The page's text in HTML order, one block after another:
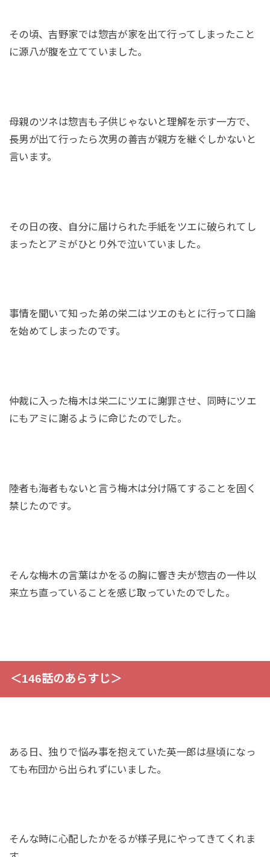
その頃、吉野家では惣吉が家を出て行ってしまったこと
に源八が腹を立てていました。
母親のツネは惣吉も子供じゃないと理解を示す一方で、
長男が出て行ったら次男の善吉が親方を継ぐしかないと
言います。
その日の夜、自分に届けられた手紙をツエに破られてし
まったとアミがひとり外で泣いていました。
事情を聞いて知った弟の栄二はツエのもとに行って口論
を始めてしまったのです。
仲裁に入った梅木は栄二にツエに謝罪させ、同時にツエ
にもアミに謝るように命じたのでした。
陸者も海者もないと言う梅木は分け隔てすることを固く
禁じたのです。
そんな梅木の言葉はかをるの胸に響き夫が惣吉の一件以
来立ち直っていることを感じ取っていたのでした。
＜146話のあらすじ＞
ある日、独りで悩み事を抱えていた英一郎は昼頃になっ
ても布団から出られずにいました。
そんな時に心配したかをるが様子見にやってきてくれま